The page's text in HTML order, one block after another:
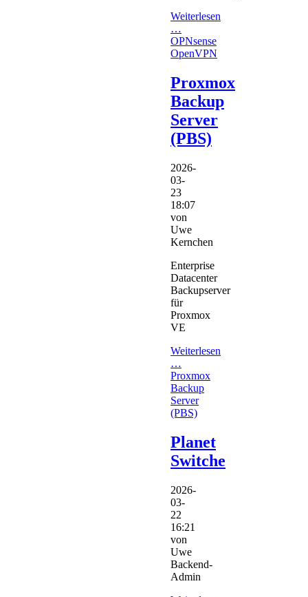
Weiterlesen
…
OPNsense
OpenVPN
Proxmox
Backup
Server
(PBS)
2026-
03-
23
18:07
von
Uwe
Kernchen
Enterprise
Datacenter
Backupserver
für
Proxmox
VE
Weiterlesen
…
Proxmox
Backup
Server
(PBS)
Planet
Switche
2026-
03-
22
16:21
von
Uwe
Backend-
Admin